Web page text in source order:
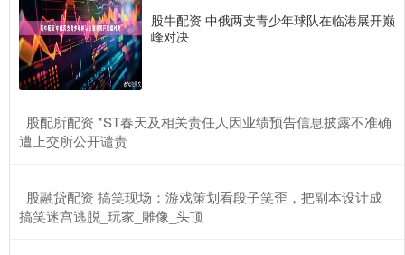
股牛配资 中俄两支青少年球队在临港展开巅
峰对决
​股配所配资 *ST春天及相关责任人因业绩预告信息披露不准确
遭上交所公开谴责
​股融贷配资 搞笑现场：游戏策划看段子笑歪，把副本设计成
搞笑迷宫逃脱_玩家_雕像_头顶